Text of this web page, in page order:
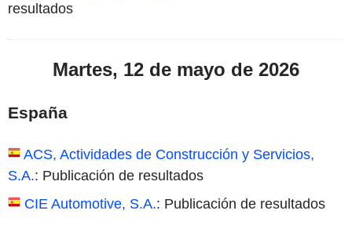
resultados
Martes, 12 de mayo de 2026
España
ACS, Actividades de Construcción y Servicios,
S.A.: Publicación de resultados
CIE Automotive, S.A.: Publicación de resultados